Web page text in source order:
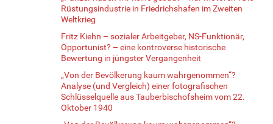
Rüstungsindustrie in Friedrichshafen im Zweiten
Weltkrieg
Fritz Kiehn – sozialer Arbeitgeber, NS-Funktionär,
Opportunist? – eine kontroverse historische
Bewertung in jüngster Vergangenheit
„Von der Bevölkerung kaum wahrgenommen“?
Analyse (und Vergleich) einer fotografischen
Schlüsselquelle aus Tauberbischofsheim vom 22.
Oktober 1940